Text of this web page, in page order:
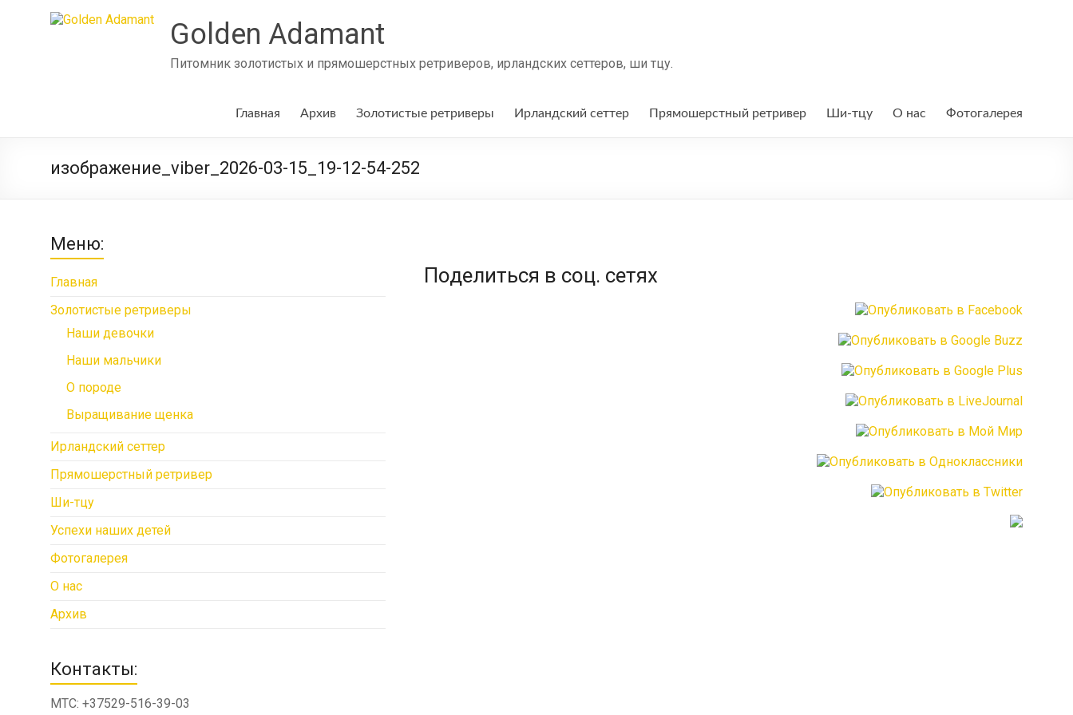
Golden Adamant
Питомник золотистых и прямошерстных ретриверов, ирландских сеттеров, ши тцу.
Главная Архив Золотистые ретриверы Ирландский сеттер Прямошерстный ретривер Ши-тцу О нас Фотогалерея
изображение_viber_2026-03-15_19-12-54-252
Поделиться в соц. сетях
Меню:
Главная
Золотистые ретриверы
Наши девочки
Наши мальчики
О породе
Выращивание щенка
Ирландский сеттер
Прямошерстный ретривер
Ши-тцу
Успехи наших детей
Фотогалерея
О нас
Архив
Контакты:
МТС: +37529-516-39-03